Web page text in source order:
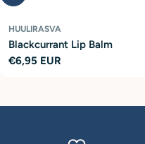
HUULIRASVA
Blackcurrant Lip Balm
Normaalihinta
€6,95 EUR